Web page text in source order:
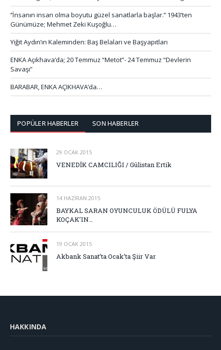
‘’İnsanın insan olma boyutu güzel sanatlarla başlar.’’ 1943’ten
Günümüze; Mehmet Zeki Kuşoğlu…
Yiğit Aydın’ın Kaleminden: Baş Belaları ve Başyapıtları
ENKA Açıkhava’da; 20 Temmuz “Metot”- 24 Temmuz “Devlerin
Savaşı”
BARABAR, ENKA AÇIKHAVA’da…
POPÜLER HABERLER SON HABERLER
29 OCAK 2015
VENEDİK CAMCILIĞI / Gülistan Ertik
14 HAZIRAN 2015
BAYKAL SARAN OYUNCULUK ÖDÜLÜ FULYA
KOÇAK’IN…
19 OCAK 2015
Akbank Sanat’ta Ocak’ta Şiir Var
HAKKINDA